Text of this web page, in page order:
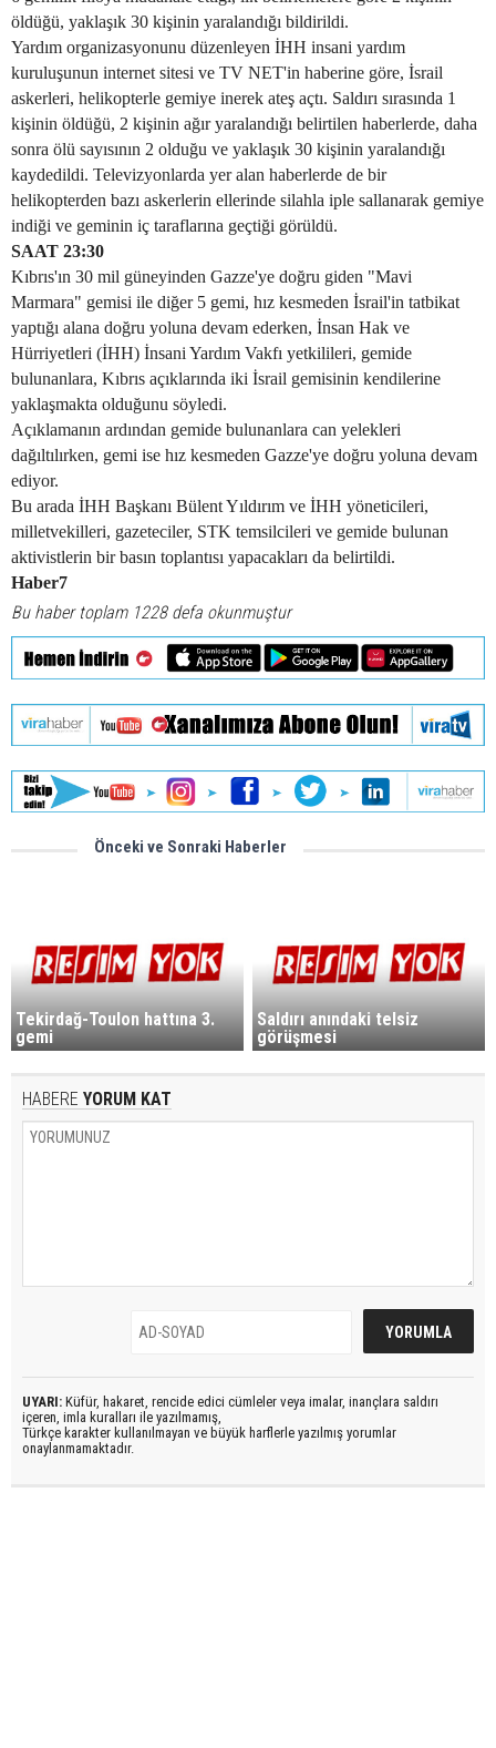
öldüğü, yaklaşık 30 kişinin yaralandığı bildirildi.
Yardım organizasyonunu düzenleyen İHH insani yardım
kuruluşunun internet sitesi ve TV NET'in haberine göre, İsrail
askerleri, helikopterle gemiye inerek ateş açtı. Saldırı sırasında 1
kişinin öldüğü, 2 kişinin ağır yaralandığı belirtilen haberlerde, daha
sonra ölü sayısının 2 olduğu ve yaklaşık 30 kişinin yaralandığı
kaydedildi. Televizyonlarda yer alan haberlerde de bir
helikopterden bazı askerlerin ellerinde silahla iple sallanarak gemiye
indiği ve geminin iç taraflarına geçtiği görüldü.
SAAT 23:30
Kıbrıs'ın 30 mil güneyinden Gazze'ye doğru giden "Mavi
Marmara" gemisi ile diğer 5 gemi, hız kesmeden İsrail'in tatbikat
yaptığı alana doğru yoluna devam ederken, İnsan Hak ve
Hürriyetleri (İHH) İnsani Yardım Vakfı yetkilileri, gemide
bulunanlara, Kıbrıs açıklarında iki İsrail gemisinin kendilerine
yaklaşmakta olduğunu söyledi.
Açıklamanın ardından gemide bulunanlara can yelekleri
dağıltılırken, gemi ise hız kesmeden Gazze'ye doğru yoluna devam
ediyor.
Bu arada İHH Başkanı Bülent Yıldırım ve İHH yöneticileri,
milletvekilleri, gazeteciler, STK temsilcileri ve gemide bulunan
aktivistlerin bir basın toplantısı yapacakları da belirtildi.
Haber7
Bu haber toplam 1228 defa okunmuştur
Önceki ve Sonraki Haberler
Tekirdağ-Toulon hattına 3.
gemi
Saldırı anındaki telsiz
görüşmesi
HABERE YORUM KAT
UYARI: Küfür, hakaret, rencide edici cümleler veya imalar, inançlara saldırı
içeren, imla kuralları ile yazılmamış,
Türkçe karakter kullanılmayan ve büyük harflerle yazılmış yorumlar
onaylanmamaktadır.